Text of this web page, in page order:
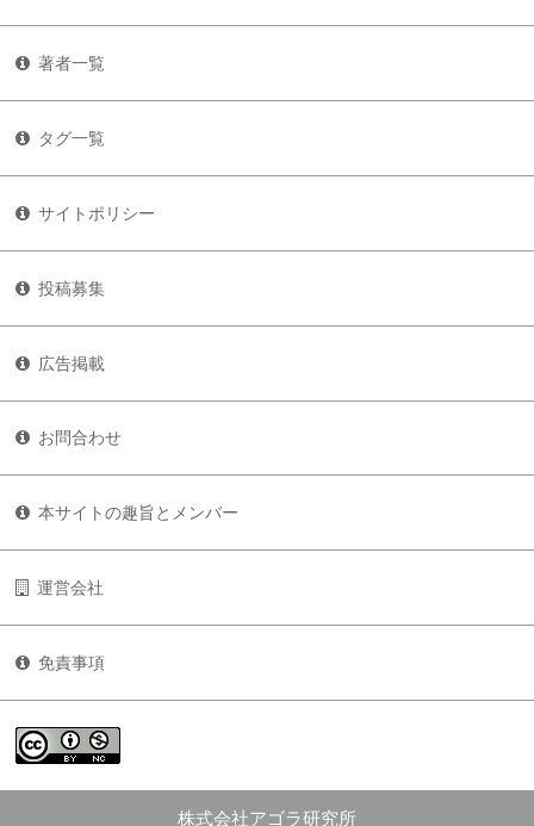
著者一覧
タグ一覧
サイトポリシー
投稿募集
広告掲載
お問合わせ
本サイトの趣旨とメンバー
運営会社
免責事項
株式会社アゴラ研究所